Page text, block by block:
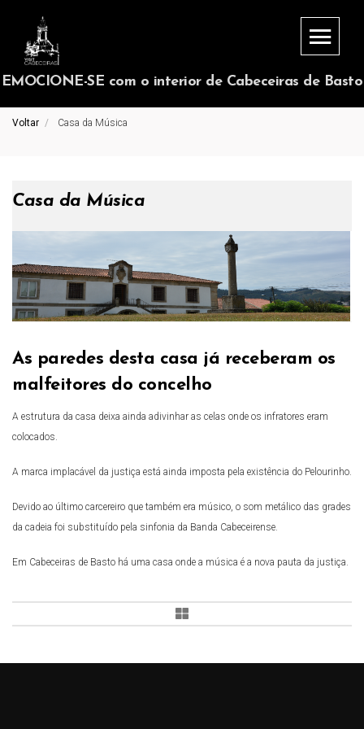
EMOCIONE-SE com o interior de Cabeceiras de Basto
Voltar Casa da Música
Casa da Música
As paredes desta casa já receberam os
malfeitores do concelho
A estrutura da casa deixa ainda adivinhar as celas onde os infratores eram
colocados.
A marca implacável da justiça está ainda imposta pela existência do Pelourinho.
Devido ao último carcereiro que também era músico, o som metálico das grades
da cadeia foi substituído pela sinfonia da Banda Cabeceirense.
Em Cabeceiras de Basto há uma casa onde a música é a nova pauta da justiça.